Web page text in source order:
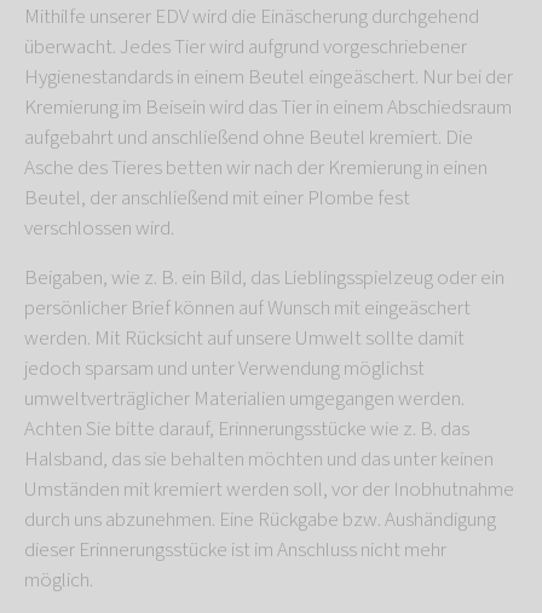
Mithilfe unserer EDV wird die Einäscherung durchgehend
überwacht. Jedes Tier wird aufgrund vorgeschriebener
Hygienestandards in einem Beutel eingeäschert. Nur bei der
Kremierung im Beisein wird das Tier in einem Abschiedsraum
aufgebahrt und anschließend ohne Beutel kremiert. Die
Asche des Tieres betten wir nach der Kremierung in einen
Beutel, der anschließend mit einer Plombe fest
verschlossen wird.
Beigaben, wie z. B. ein Bild, das Lieblingsspielzeug oder ein
persönlicher Brief können auf Wunsch mit eingeäschert
werden. Mit Rücksicht auf unsere Umwelt sollte damit
jedoch sparsam und unter Verwendung möglichst
umweltverträglicher Materialien umgegangen werden.
Achten Sie bitte darauf, Erinnerungsstücke wie z. B. das
Halsband, das sie behalten möchten und das unter keinen
Umständen mit kremiert werden soll, vor der Inobhutnahme
durch uns abzunehmen. Eine Rückgabe bzw. Aushändigung
dieser Erinnerungsstücke ist im Anschluss nicht mehr
möglich.